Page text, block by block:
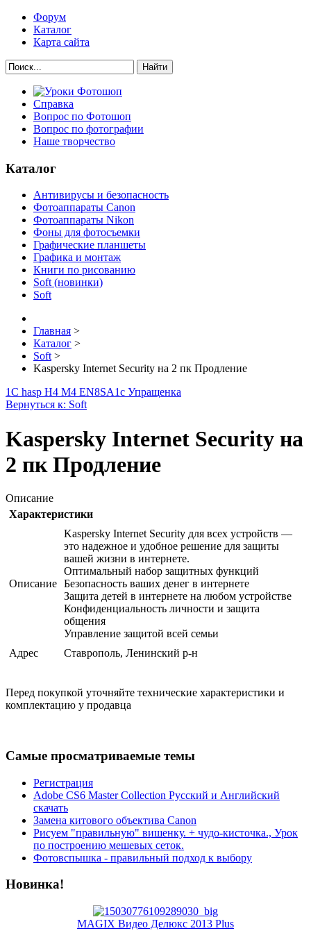
Форум
Каталог
Карта сайта
Найти
Справка
Вопрос по Фотошоп
Вопрос по фотографии
Наше творчество
Каталог
Антивирусы и безопасность
Фотоаппараты Canon
Фотоаппараты Nikon
Фоны для фотосъемки
Графические планшеты
Графика и монтаж
Книги по рисованию
Soft (новинки)
Soft
Главная >
Каталог >
Soft >
Kaspersky Internet Security на 2 пк Продление
1С hasp H4 M4 EN8SA1с Упращенка
Вернуться к: Soft
Kaspersky Internet Security на
2 пк Продление
Описание
Характеристики
Описание
Kaspersky Internet Security для всех устройств —
это надежное и удобное решение для защиты
вашей жизни в интернете.
Оптимальный набор защитных функций
Безопасность ваших денег в интернете
Защита детей в интернете на любом устройстве
Конфиденциальность личности и защита
общения
Управление защитой всей семьи
Адрес
Ставрополь, Ленинский р-н
Перед покупкой уточняйте технические характеристики и
комплектацию у продавца
Самые просматриваемые темы
Регистрация
Adobe CS6 Master Collection Русский и Английский
скачать
Замена китового объектива Canon
Рисуем "правильную" вишенку. + чудо-кисточка., Урок
по построению мешевых сеток.
Фотовспышка - правильный подход к выбору
Новинка!
MAGIX Видео Делюкс 2013 Plus